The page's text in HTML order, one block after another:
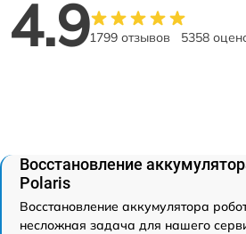
4.91799 отзывов 5358
Восстановление
Polaris
Восстановление аккумулятора
несложная задача для нашего